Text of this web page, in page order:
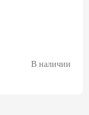
В наличии